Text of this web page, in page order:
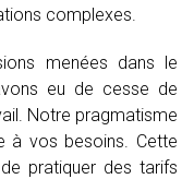
complexes.
menées dans le
eu de cesse de
Notre pragmatisme
à vos besoins. Cette
pratiquer des tarifs